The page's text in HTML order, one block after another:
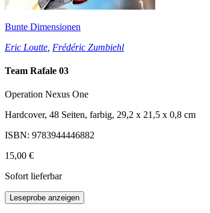
Bunte Dimensionen
Eric Loutte Frédéric Zumbiehl
Team Rafale 03
Operation Nexus One
Hardcover, 48 Seiten, farbig, 29,2 x 21,5 x 0,8 cm
ISBN: 9783944446882
15,00 €
Sofort lieferbar
Leseprobe anzeigen